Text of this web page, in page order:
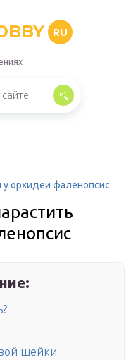
RU
у орхидеи фаленопсис
шейки